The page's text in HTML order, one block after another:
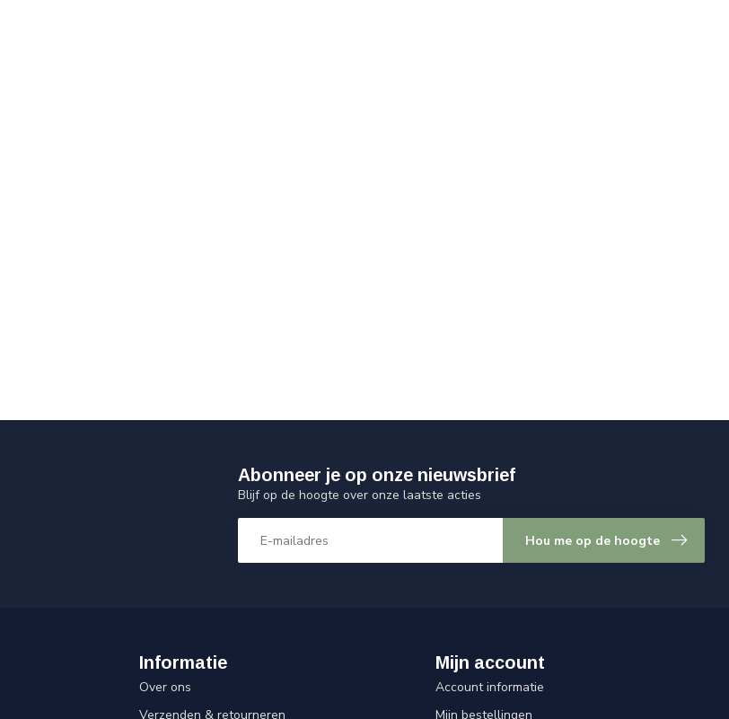
Abonneer je op onze nieuwsbrief
Blijf op de hoogte over onze laatste acties
Hou me op de hoogte
Informatie
Over ons
Verzenden & retourneren
Mijn account
Account informatie
Mijn bestellingen